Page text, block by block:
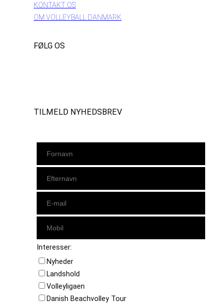
KONTAKT OS
OM VOLLEYBALL DANMARK
FØLG OS
TILMELD NYHEDSBREV
Interesser:
Nyheder
Landshold
Volleyligaen
Danish Beachvolley Tour